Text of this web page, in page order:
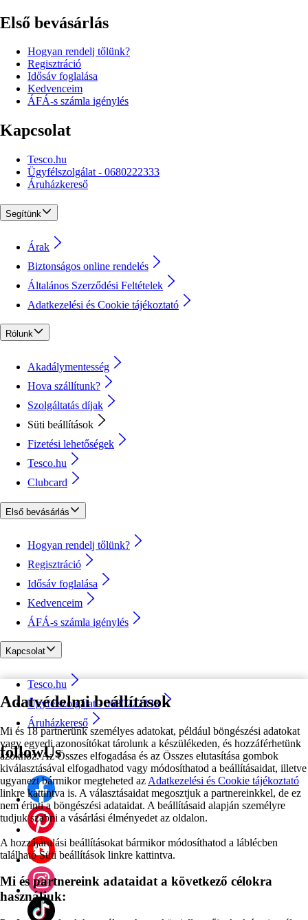
Adatvédelmi beállítások
Mi és 18 partnerünk személyes adatokat, például böngészési adatokat
vagy egyedi azonosítókat tárolunk a készülékeden, és hozzáférhetünk
azokhoz. Az Összes elfogadása és az Összes elutasítása gombok
kiválasztásával elfogadhatod vagy módosíthatod a beállításaidat, illetve
ugyanezt bármikor megteheted az Adatkezelési és Cookie tájékoztató
linkre kattintva is. A választásaidat megosztjuk a partnereinkkel, de ez
nem érinti a böngészési adataidat. A beállításaid alapján személyre
tudjuk szabni a vásárlási élményedet az oldalon.
A hozzájárulási beállításokat bármikor módosíthatod a láblécben
található Süti beállítások linkre kattintva.
Mi és partnereink adataidat a következő célokra
használjuk:
Első bevásárlás
Hogyan rendelj tőlünk?
Regisztráció
Idősáv foglalása
Kedvenceim
ÁFÁ-s számla igénylés
Kapcsolat
Tesco.hu
Ügyfélszolgálat - 0680222333
Áruházkereső
Segítünk
Árak
Biztonságos online rendelés
Általános Szerződési Feltételek
Adatkezelési és Cookie tájékoztató
Rólunk
Akadálymentesség
Hova szállítunk?
Szolgáltatás díjak
Süti beállítások
Fizetési lehetőségek
Tesco.hu
Clubcard
Első bevásárlás
Hogyan rendelj tőlünk?
Regisztráció
Idősáv foglalása
Kedvenceim
ÁFÁ-s számla igénylés
Kapcsolat
Tesco.hu
Ügyfélszolgálat - 0680222333
Áruházkereső
followUs